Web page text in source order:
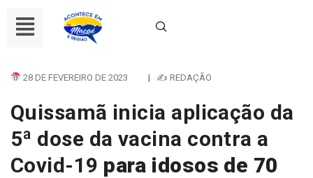
28 DE FEVEREIRO DE 2023 | ✍ REDAÇÃO
Quissamã inicia aplicação da
5ª dose da vacina contra a
Covid-19 para idosos de 70